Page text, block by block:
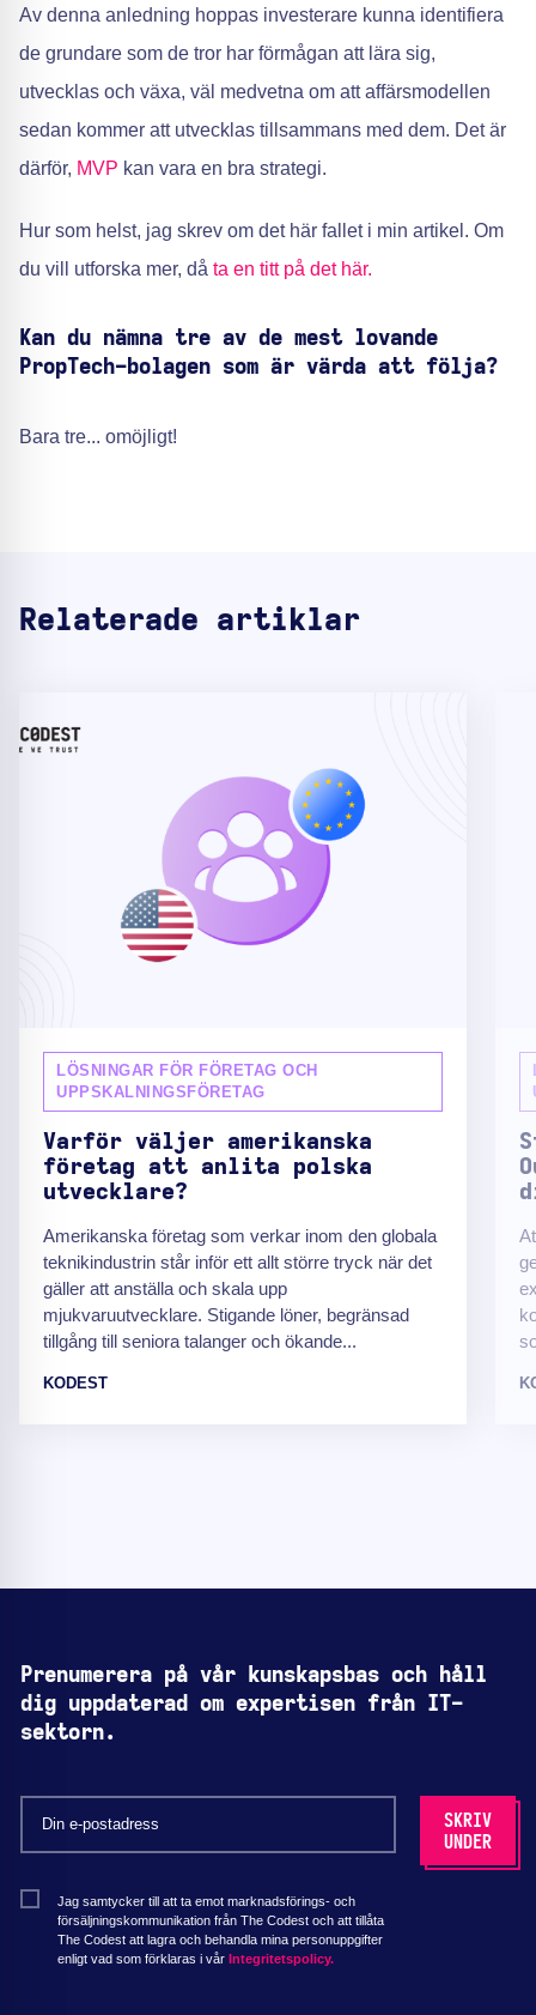
Av denna anledning hoppas investerare kunna identifiera
de grundare som de tror har förmågan att lära sig,
utvecklas och växa, väl medvetna om att affärsmodellen
sedan kommer att utvecklas tillsammans med dem. Det är
därför, MVP kan vara en bra strategi.
Hur som helst, jag skrev om det här fallet i min artikel. Om
du vill utforska mer, då ta en titt på det här.
Kan du nämna tre av de mest lovande
PropTech-bolagen som är värda att följa?
Bara tre... omöjligt!
Relaterade artiklar
LÖSNINGAR FÖR FÖRETAG OCH
UPPSKALNINGSFÖRETAG
Varför väljer amerikanska
företag att anlita polska
utvecklare?
Amerikanska företag som verkar inom den globala
teknikindustrin står inför ett allt större tryck när det
gäller att anställa och skala upp
mjukvaruutvecklare. Stigande löner, begränsad
tillgång till seniora talanger och ökande...
KODEST
Prenumerera på vår kunskapsbas och håll
dig uppdaterad om expertisen från IT-
sektorn.
Jag samtycker till att ta emot marknadsförings- och
försäljningskommunikation från The Codest och att tillåta
The Codest att lagra och behandla mina personuppgifter
enligt vad som förklaras i vår Integritetspolicy.